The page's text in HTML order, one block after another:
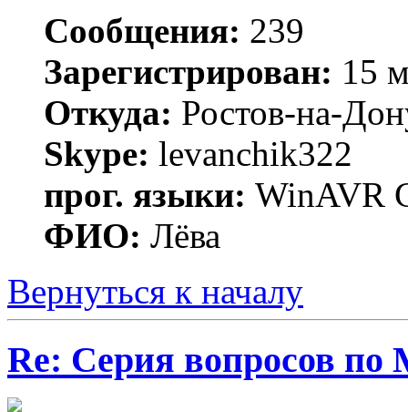
Сообщения: 239
Зарегистрирован: 15
Откуда: Ростов-на-
Skype: levanchik322
прог. языки: WinAVR
ФИО: Лёва
Вернуться к началу
Re: Серия вопросов